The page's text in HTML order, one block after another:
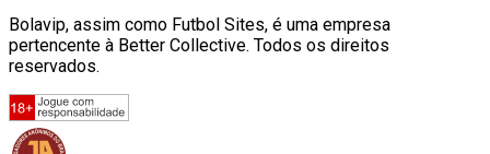
Bolavip, assim como Futbol Sites, é uma empresa
pertencente à Better Collective. Todos os direitos
reservados.